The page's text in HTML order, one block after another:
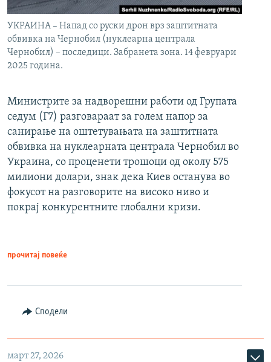
УКРАИНА – Напад со руски дрон врз заштитната
обвивка на Чернобил (нуклеарна централа
Чернобил) – последици. Забранета зона. 14 февруари
2025 година.
Министрите за надворешни работи од Групата
седум (Г7) разговараат за голем напор за
санирање на оштетувањата на заштитната
обвивка на нуклеарната централа Чернобил во
Украина, со проценети трошоци од околу 575
милиони долари, знак дека Киев останува во
фокусот на разговорите на високо ниво и
покрај конкурентните глобални кризи.
прочитај повеќе
Сподели
март 27, 2026